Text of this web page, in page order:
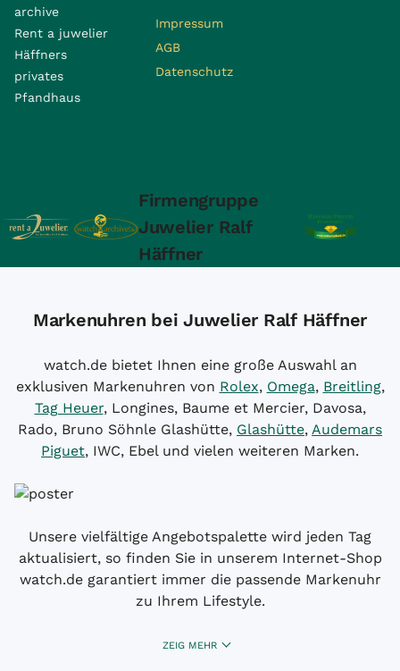
archive
Rent a juwelier
Häffners
privates
Pfandhaus
Impressum
AGB
Datenschutz
Firmengruppe
Juwelier Ralf
Häffner
Markenuhren bei Juwelier Ralf Häffner
watch.de bietet Ihnen eine große Auswahl an
exklusiven Markenuhren von Rolex, Omega, Breitling,
Tag Heuer, Longines, Baume et Mercier, Davosa,
Rado, Bruno Söhnle Glashütte, Glashütte, Audemars
Piguet, IWC, Ebel und vielen weiteren Marken.
Unsere vielfältige Angebotspalette wird jeden Tag
aktualisiert, so finden Sie in unserem Internet-Shop
watch.de garantiert immer die passende Markenuhr
zu Ihrem Lifestyle.
ZEIG MEHR